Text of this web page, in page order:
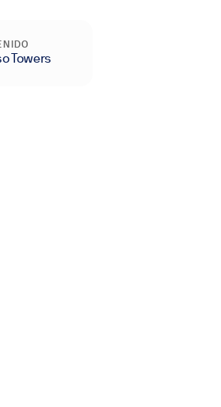
Towers